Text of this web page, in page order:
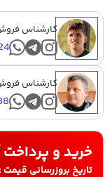
کارشناس
کارشناس
خرید و پرداخت
تاریخ بروزرسانی قیمت : 15 مرداد 1405